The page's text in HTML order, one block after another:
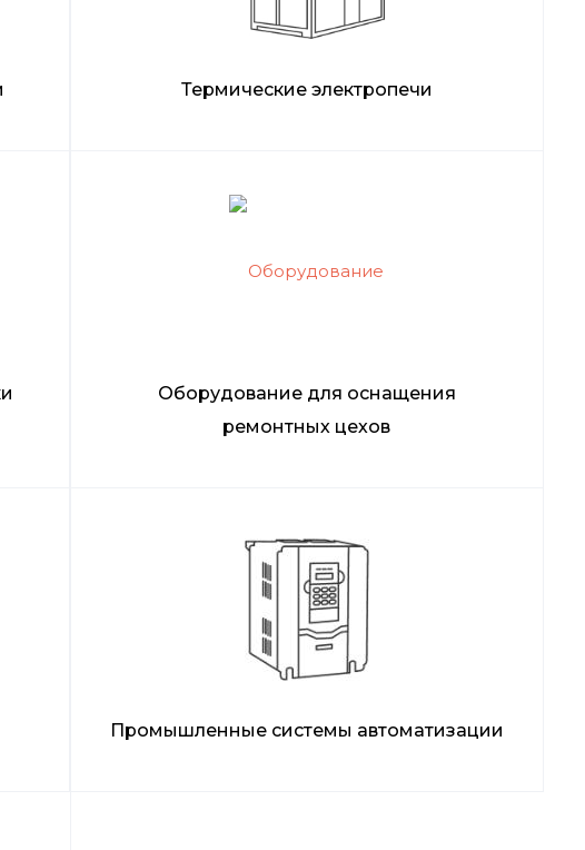
Термические электропечи
Оборудование для оснащения
ремонтных цехов
Промышленные системы автоматизации